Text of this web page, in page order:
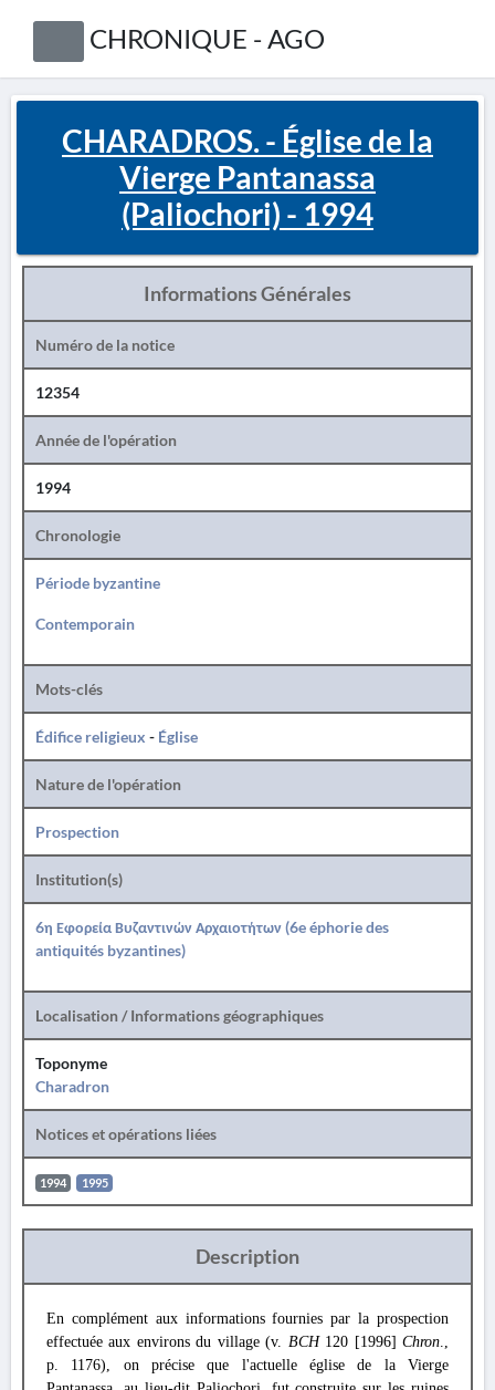
CHRONIQUE - AGO
CHARADROS. - Église de la
Vierge Pantanassa
(Paliochori) - 1994
Informations Générales
Numéro de la notice
12354
Année de l'opération
1994
Chronologie
Période byzantine
Contemporain
Mots-clés
Édifice religieux - Église
Nature de l'opération
Prospection
Institution(s)
6η Εφορεία Βυζαντινών Αρχαιοτήτων (6e éphorie des
antiquités byzantines)
Localisation / Informations géographiques
Toponyme
Charadron
Notices et opérations liées
1994 1995
Description
En complément aux informations fournies par la prospection
effectuée aux environs du village (v. BCH 120 [1996]Chron.,
p. 1176), on précise que l'actuelle église de la Vierge